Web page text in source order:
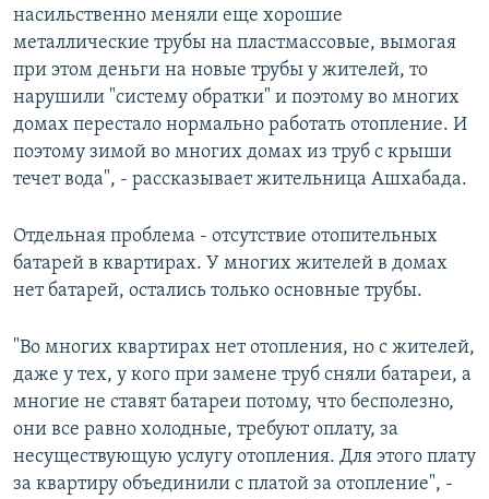
насильственно меняли еще хорошие
металлические трубы на пластмассовые, вымогая
при этом деньги на новые трубы у жителей, то
нарушили "систему обратки" и поэтому во многих
домах перестало нормально работать отопление. И
поэтому зимой во многих домах из труб с крыши
течет вода", - рассказывает жительница Ашхабада.
Отдельная проблема - отсутствие отопительных
батарей в квартирах. У многих жителей в домах
нет батарей, остались только основные трубы.
"Во многих квартирах нет отопления, но с жителей,
даже у тех, у кого при замене труб сняли батареи, а
многие не ставят батареи потому, что бесполезно,
они все равно холодные, требуют оплату, за
несуществующую услугу отопления. Для этого плату
за квартиру объединили с платой за отопление", -